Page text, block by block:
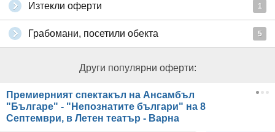
Изтекли оферти 1
Грабомани, посетили обекта 5
Други популярни оферти:
Премиерният спектакъл на Ансамбъл
"Българе" - "Непознатите българи" на 8
Септември, в Летен театър - Варна